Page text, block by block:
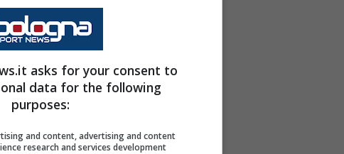
fischiato questo fallo.
mentre
asks for your consent to
data for the following
purposes:
and content, advertising and content
research and services development